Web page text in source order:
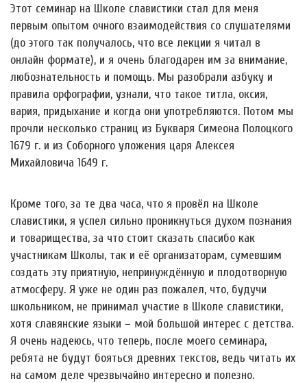
Этот семинар на Школе славистики стал для меня
первым опытом очного взаимодействия со слушателями
(до этого так получалось, что все лекции я читал в
онлайн формате), и я очень благодарен им за внимание,
любознательность и помощь. Мы разобрали азбуку и
правила орфографии, узнали, что такое титла, оксия,
вария, придыхание и когда они употребляются. Потом мы
прочли несколько страниц из Букваря Симеона Полоцкого
1679 г. и из Соборного уложения царя Алексея
Михайловича 1649 г.
Кроме того, за те два часа, что я провёл на Школе
славистики, я успел сильно проникнуться духом познания
и товарищества, за что стоит сказать спасибо как
участникам Школы, так и её организаторам, сумевшим
создать эту приятную, непринуждённую и плодотворную
атмосферу. Я уже не один раз пожалел, что, будучи
школьником, не принимал участие в Школе славистики,
хотя славянские языки – мой большой интерес с детства.
Я очень надеюсь, что теперь, после моего семинара,
ребята не будут бояться древних текстов, ведь читать их
на самом деле чрезвычайно интересно и полезно.